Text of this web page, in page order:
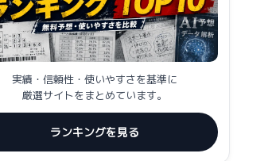
実績・信頼性・使いやすさを基準に
厳選サイトをまとめています。
ランキングを見る